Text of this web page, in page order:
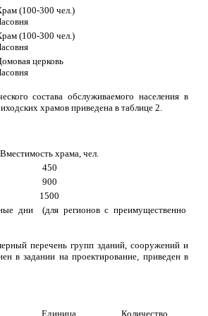
(100-300 чел.)
(100-300 чел.)
церковь
состава обслуживаемого населения в
храмов приведена в таблице 2.
Вместимость храма, чел.
450
900
1500
дни (для регионов с преимущественно
перечень групп зданий, сооружений и
в задании на проектирование, приведен в
Единица Количество